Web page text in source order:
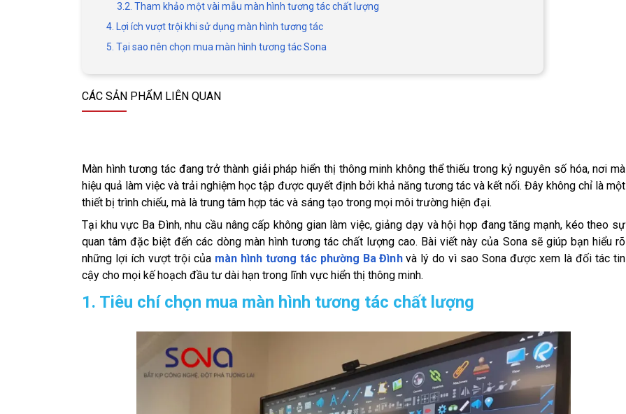
3.2. Tham khảo một vài mẫu màn hình tương tác chất lượng
4. Lợi ích vượt trội khi sử dụng màn hình tương tác
5. Tại sao nên chọn mua màn hình tương tác Sona
CÁC SẢN PHẨM LIÊN QUAN
Màn hình tương tác đang trở thành giải pháp hiển thị thông minh không thể thiếu trong kỷ nguyên số hóa, nơi mà
hiệu quả làm việc và trải nghiệm học tập được quyết định bởi khả năng tương tác và kết nối. Đây không chỉ là một
thiết bị trình chiếu, mà là trung tâm hợp tác và sáng tạo trong mọi môi trường hiện đại.
Tại khu vực Ba Đình, nhu cầu nâng cấp không gian làm việc, giảng dạy và hội họp đang tăng mạnh, kéo theo sự
quan tâm đặc biệt đến các dòng màn hình tương tác chất lượng cao. Bài viết này của Sona sẽ giúp bạn hiểu rõ
những lợi ích vượt trội của màn hình tương tác phường Ba Đìnhvà lý do vì sao Sona được xem là đối tác tin
cậy cho mọi kế hoạch đầu tư dài hạn trong lĩnh vực hiển thị thông minh.
1. Tiêu chí chọn mua màn hình tương tác chất lượng